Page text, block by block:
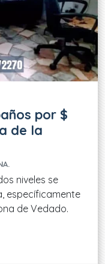
por $
de la
niveles se
específicamente
de Vedado.